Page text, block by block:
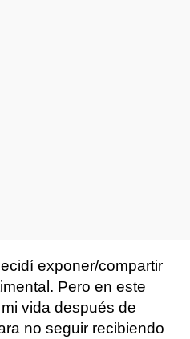
exponer/compartir
Pero en este
vida después de
no seguir recibiendo